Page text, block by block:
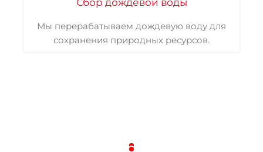
Сбор дождевой воды
Мы перерабатываем дождевую воду для
сохранения природных ресурсов.